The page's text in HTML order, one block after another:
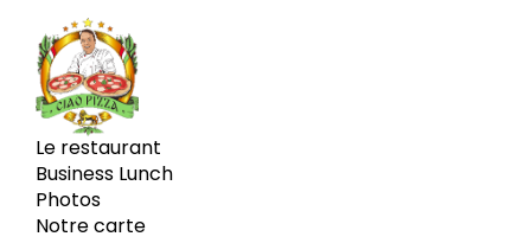
Le restaurant
Business Lunch
Photos
Notre carte